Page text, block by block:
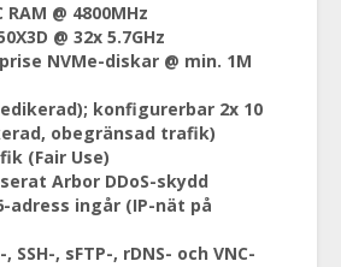
RAM @ 4800MHz
@ 32x 5.7GHz
NVMe-diskar @ min. 1M
konfigurerbar 2x 10
obegränsad trafik)
(Fair Use)
Arbor DDoS-skydd
adress ingår (IP-nät på
, sFTP-, rDNS- och VNC-